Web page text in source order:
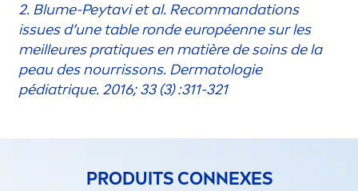
2. Blume-Peytavi et al. Recommandations
issues d’une table ronde européenne sur les
meilleures pratiques en matière de soins de la
peau des nourrissons. Dermatologie
pédiatrique. 2016; 33 (3) :311-321
PRODUITS CONNEXES